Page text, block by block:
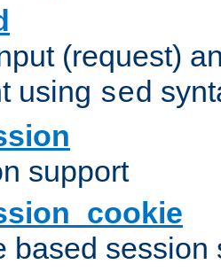
(request)
using sed
support
based session